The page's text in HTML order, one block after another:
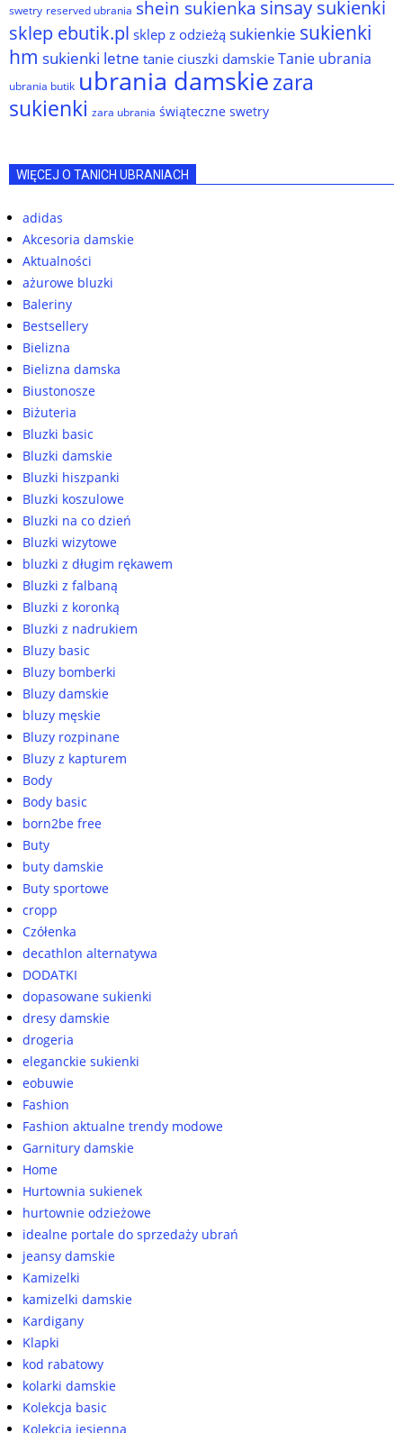
swetry reserved ubrania shein sukienka sinsay sukienki
sklep ebutik.pl sklep z odzieżą sukienkie sukienki
hm sukienki letne tanie ciuszki damskie Tanie ubrania
ubrania butik ubrania damskiezara
sukienki zara ubrania świąteczne swetry
WIĘCEJ O TANICH UBRANIACH
adidas
Akcesoria damskie
Aktualności
ażurowe bluzki
Baleriny
Bestsellery
Bielizna
Bielizna damska
Biustonosze
Biżuteria
Bluzki basic
Bluzki damskie
Bluzki hiszpanki
Bluzki koszulowe
Bluzki na co dzień
Bluzki wizytowe
bluzki z długim rękawem
Bluzki z falbaną
Bluzki z koronką
Bluzki z nadrukiem
Bluzy basic
Bluzy bomberki
Bluzy damskie
bluzy męskie
Bluzy rozpinane
Bluzy z kapturem
Body
Body basic
born2be free
Buty
buty damskie
Buty sportowe
cropp
Czółenka
decathlon alternatywa
DODATKI
dopasowane sukienki
dresy damskie
drogeria
eleganckie sukienki
eobuwie
Fashion
Fashion aktualne trendy modowe
Garnitury damskie
Home
Hurtownia sukienek
hurtownie odzieżowe
idealne portale do sprzedaży ubrań
jeansy damskie
Kamizelki
kamizelki damskie
Kardigany
Klapki
kod rabatowy
kolarki damskie
Kolekcja basic
Kolekcja jesienna